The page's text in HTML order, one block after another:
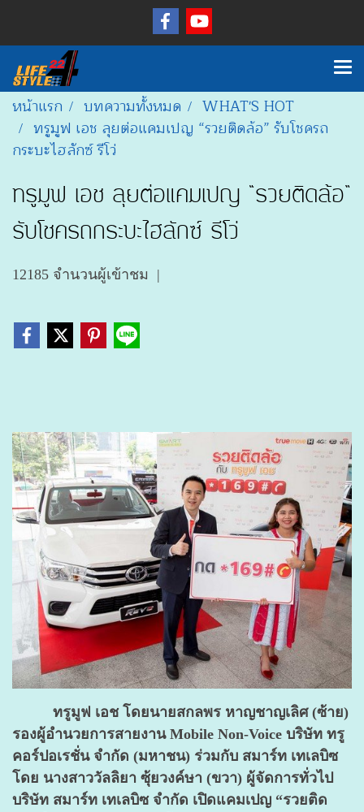
หน้าแรก บทความทั้งหมด
WHAT'S HOT
ทรูมูฟ เอช ลุยต่อแคมเปญ “รวยติดล้อ” รับโชครถ
กระบะไฮลักซ์ รีโว่
ทรูมูฟ เอช ลุยต่อแคมเปญ “รวยติดล้อ”
รับโชครถกระบะไฮลักซ์ รีโว่
12185 จำนวนผู้เข้าชม |
ทรูมูฟ เอช โดยนายสกลพร หาญชาญเลิศ (ซ้าย)
รองผู้อำนวยการสายงาน Mobile Non-Voice บริษัท ทรู
คอร์ปอเรชั่น จำกัด (มหาชน) ร่วมกับ สมาร์ท เทเลบิซ
โดย นางสาววัลลิยา ซุ้ยวงค์ษา (ขวา) ผู้จัดการทั่วไป
บริษัท สมาร์ท เทเลบิซ จำกัด เปิดแคมเปญ “รวยติด